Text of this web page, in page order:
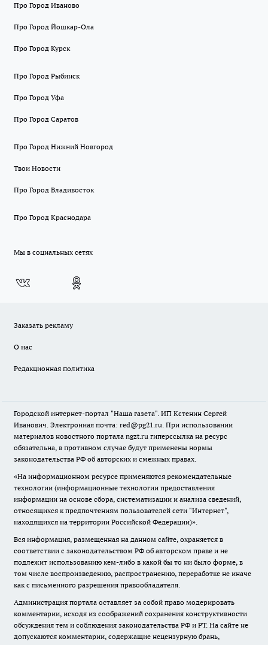
Про Город Иваново
Про Город Йошкар-Ола
Про Город Курск
Про Город Рыбинск
Про Город Уфа
Про Город Саратов
Про Город Нижний Новгород
Твои Новости
Про Город Владивосток
Про Город Краснодара
Мы в социальных сетях
Заказать рекламу
О нас
Редакционная политика
Городской интернет-портал "Наша газета". ИП Кстенин Сергей
Иванович. Электронная почта: red@pg21.ru. При использовании
материалов новостного портала ngzt.ru гиперссылка на ресурс
обязательна, в противном случае будут применены нормы
законодательства РФ об авторских и смежных правах.
«На информационном ресурсе применяются рекомендательные
технологии (информационные технологии предоставления
информации на основе сбора, систематизации и анализа сведений,
относящихся к предпочтениям пользователей сети "Интернет",
находящихся на территории Российской Федерации)».
Вся информация, размещенная на данном сайте, охраняется в
соответствии с законодательством РФ об авторском праве и не
подлежит использованию кем-либо в какой бы то ни было форме, в
том числе воспроизведению, распространению, переработке не иначе
как с письменного разрешения правообладателя.
Администрация портала оставляет за собой право модерировать
комментарии, исходя из соображений сохранения конструктивности
обсуждения тем и соблюдения законодательства РФ и РТ. На сайте не
допускаются комментарии, содержащие нецензурную брань,